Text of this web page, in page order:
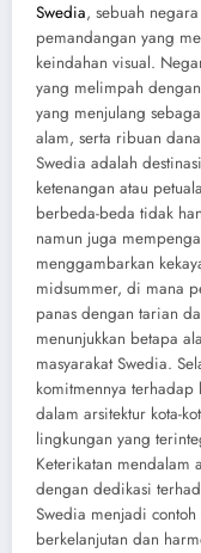
Swedia, sebuah
pemandangan yang
keindahan visual.
yang melimpah
yang menjulang
alam, serta ribuan
Swedia adalah
ketenangan atau
berbeda-beda tidak
namun juga
menggambarkan
midsummer, di mana
panas dengan tarian
menunjukkan betapa
masyarakat Swedia.
komitmennya
dalam arsitektur kota-
lingkungan yang
Keterikatan mendalam
dengan dedikasi
Swedia menjadi
berkelanjutan dan